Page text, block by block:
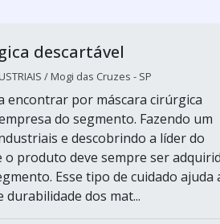
descartável
/ Mogi das Cruzes - SP
encontrar por máscara cirúrgica
do segmento. Fazendo um
e descobrindo a líder do
produto deve sempre ser
Esse tipo de cuidado ajuda
dos mat...